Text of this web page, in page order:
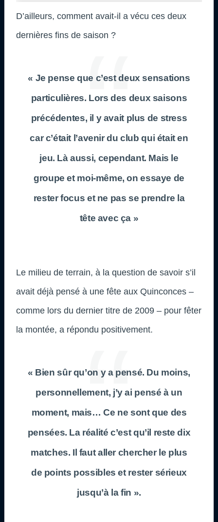
D’ailleurs, comment avait-il a vécu ces deux
dernières fins de saison ?
« Je pense que c’est deux sensations
particulières. Lors des deux saisons
précédentes, il y avait plus de stress
car c’était l’avenir du club qui était en
jeu. Là aussi, cependant. Mais le
groupe et moi-même, on essaye de
rester focus et ne pas se prendre la
tête avec ça »
Le milieu de terrain, à la question de savoir s’il
avait déjà pensé à une fête aux Quinconces –
comme lors du dernier titre de 2009 – pour fêter
la montée, a répondu positivement.
« Bien sûr qu’on y a pensé. Du moins,
personnellement, j’y ai pensé à un
moment, mais… Ce ne sont que des
pensées. La réalité c’est qu’il reste dix
matches. Il faut aller chercher le plus
de points possibles et rester sérieux
jusqu’à la fin ».